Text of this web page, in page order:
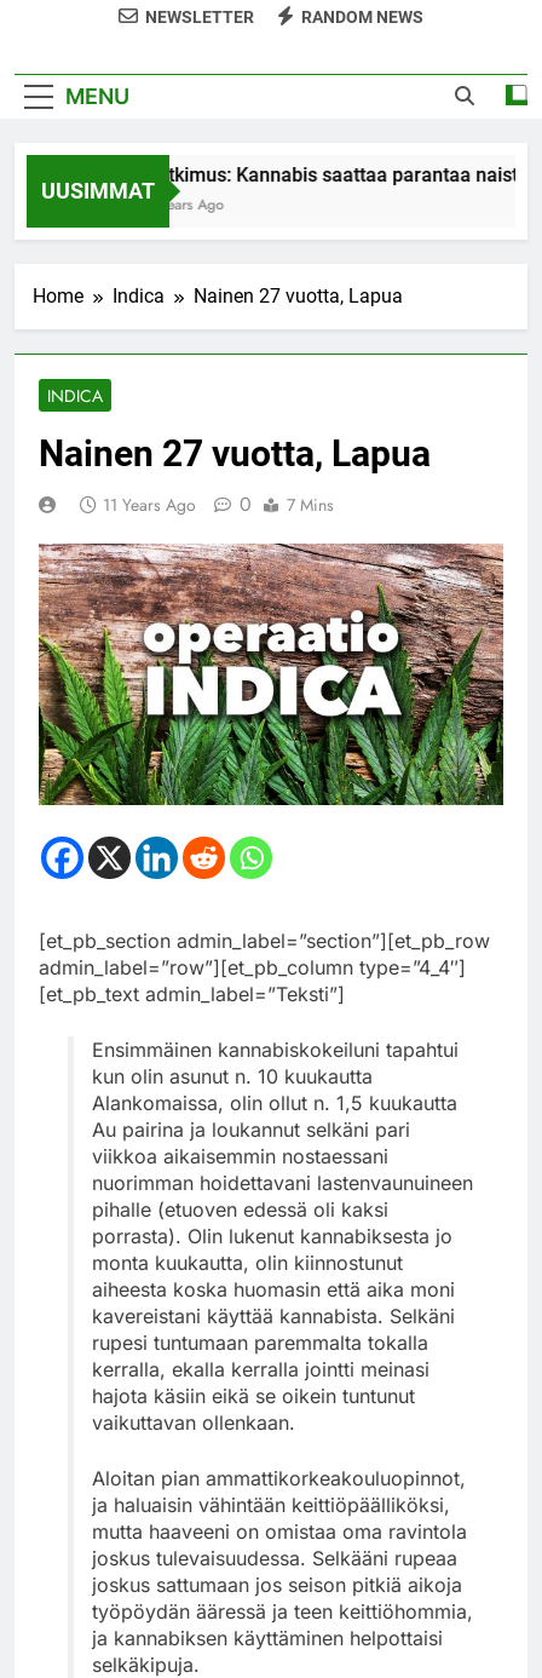
NEWSLETTER RANDOM NEWS
MENU
UUSIMMAT
Tutkimus: Kannabis saattaa parantaa naisten
7 Years Ago
Home Indica Nainen 27 vuotta, Lapua
INDICA
Nainen 27 vuotta, Lapua
11 Years Ago 0 7 Mins
[et_pb_section admin_label=”section”][et_pb_row
admin_label=”row”][et_pb_column type=”4_4″]
[et_pb_text admin_label=”Teksti”]
Ensimmäinen kannabiskokeiluni tapahtui
kun olin asunut n. 10 kuukautta
Alankomaissa, olin ollut n. 1,5 kuukautta
Au pairina ja loukannut selkäni pari
viikkoa aikaisemmin nostaessani
nuorimman hoidettavani lastenvaunuineen
pihalle (etuoven edessä oli kaksi
porrasta). Olin lukenut kannabiksesta jo
monta kuukautta, olin kiinnostunut
aiheesta koska huomasin että aika moni
kavereistani käyttää kannabista. Selkäni
rupesi tuntumaan paremmalta tokalla
kerralla, ekalla kerralla jointti meinasi
hajota käsiin eikä se oikein tuntunut
vaikuttavan ollenkaan.
Aloitan pian ammattikorkeakouluopinnot,
ja haluaisin vähintään keittiöpäälliköksi,
mutta haaveeni on omistaa oma ravintola
joskus tulevaisuudessa. Selkääni rupeaa
joskus sattumaan jos seison pitkiä aikoja
työpöydän ääressä ja teen keittiöhommia,
ja kannabiksen käyttäminen helpottaisi
selkäkipuja.